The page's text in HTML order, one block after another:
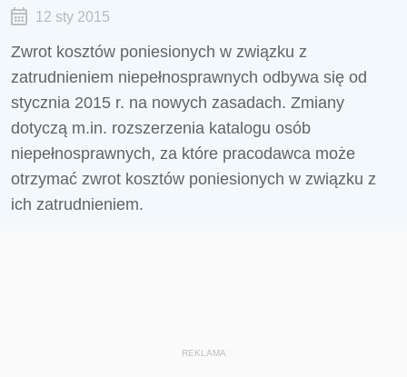
12 sty 2015
Zwrot kosztów poniesionych w związku z
zatrudnieniem niepełnosprawnych odbywa się od
stycznia 2015 r. na nowych zasadach. Zmiany
dotyczą m.in. rozszerzenia katalogu osób
niepełnosprawnych, za które pracodawca może
otrzymać zwrot kosztów poniesionych w związku z
ich zatrudnieniem.
REKLAMA